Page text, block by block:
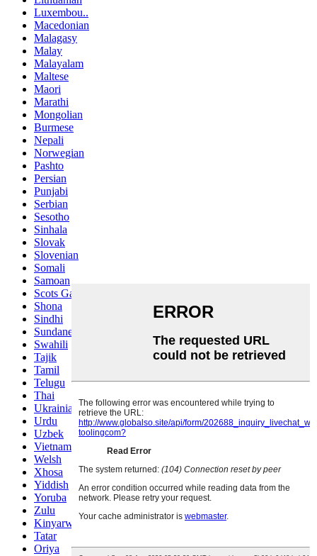
Luxembou..
Macedonian
Malagasy
Malay
Malayalam
Maltese
Maori
Marathi
Mongolian
Burmese
Nepali
Norwegian
Pashto
Persian
Punjabi
Serbian
Sesotho
Sinhala
Slovak
Slovenian
Somali
Samoan
Scots Gaelic
Shona
Sindhi
Sundanese
Swahili
Tajik
Tamil
Telugu
Thai
Ukrainian
Urdu
Uzbek
Vietnamese
Welsh
Xhosa
Yiddish
Yoruba
Zulu
Kinyarwanda
Tatar
Oriya